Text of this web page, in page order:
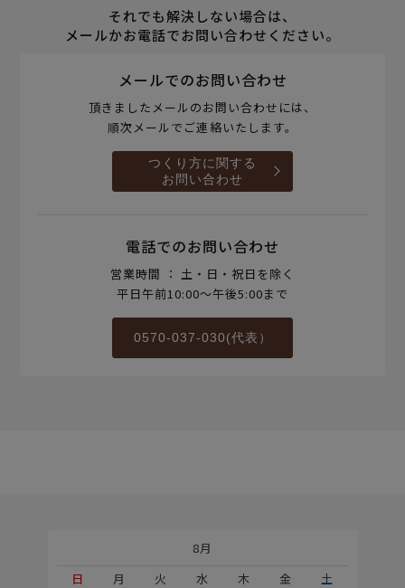
それでも解決しない場合は、
メールかお電話でお問い合わせください。
メールでのお問い合わせ
頂きましたメールのお問い合わせには、
順次メールでご連絡いたします。
つくり方に関する
お問い合わせ
電話でのお問い合わせ
営業時間 ： 土・日・祝日を除く
平日午前10:00～午後5:00まで
0570-037-030(代表）
8月
日
月 火 水 木 金
土